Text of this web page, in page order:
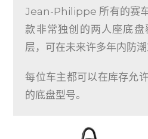
Jean-Philippe 所有的赛
款非常独创的两人座底
层，可在未来许多年内防潮
每位车主都可以在库存允
的底盘型号。